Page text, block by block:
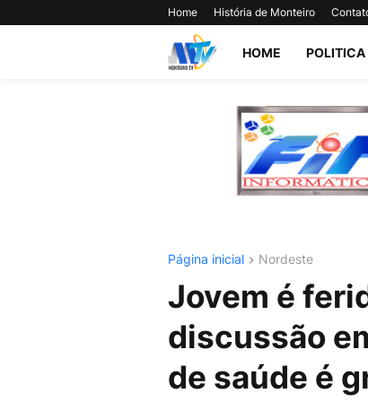
Home História de Monteiro
HOME POLITICA
Página inicial Nordeste
Jovem é
discussão
de saúde é